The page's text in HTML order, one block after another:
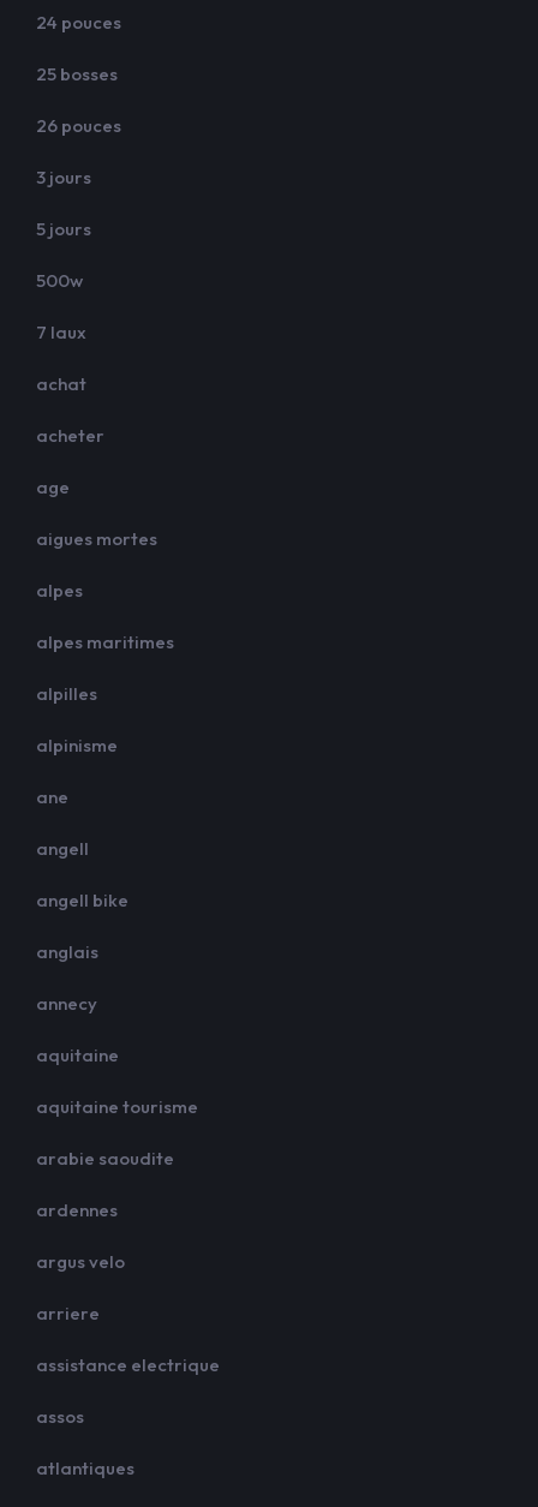
24 pouces
25 bosses
26 pouces
3 jours
5 jours
500w
7 laux
achat
acheter
age
aigues mortes
alpes
alpes maritimes
alpilles
alpinisme
ane
angell
angell bike
anglais
annecy
aquitaine
aquitaine tourisme
arabie saoudite
ardennes
argus velo
arriere
assistance electrique
assos
atlantiques